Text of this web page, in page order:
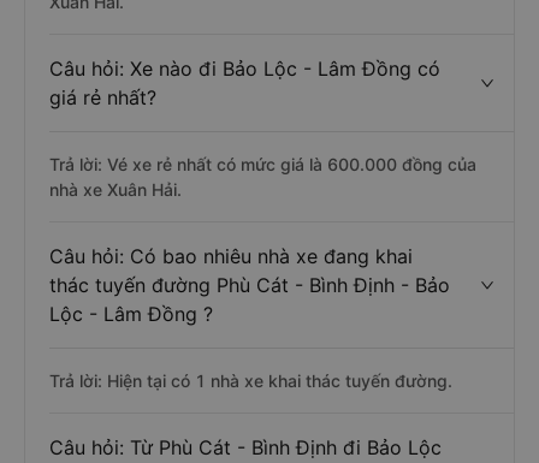
Câu hỏi: Xe nào đi Bảo Lộc - Lâm Đồng có
giá rẻ nhất?
Trả lời: Vé xe rẻ nhất có mức giá là 600.000 đồng của
nhà xe Xuân Hải.
Câu hỏi: Có bao nhiêu nhà xe đang khai
thác tuyến đường Phù Cát - Bình Định - Bảo
Lộc - Lâm Đồng ?
Trả lời: Hiện tại có 1 nhà xe khai thác tuyến đường.
Câu hỏi: Từ Phù Cát - Bình Định đi Bảo Lộc